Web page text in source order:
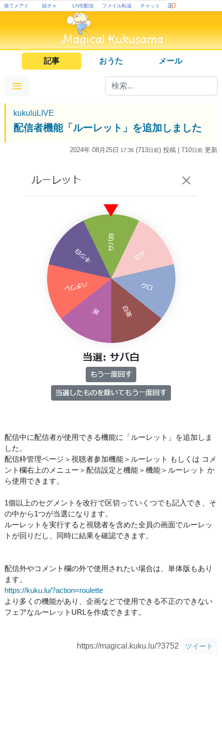
捨てメアド 絵チャ LIVE配信 ファイル転送 チャット
記事 おうた メール
kukuluLIVE
配信者機能「ルーレット」を追加しました
2024年 08月25日 17:36 (713日前) 投稿 | 710日前 更新
配信中に配信者が使用できる機能に「ルーレット」を追加しま
した。
配信枠管理ページ＞視聴者参加機能＞ルーレット もしくは コメ
ント欄右上のメニュー＞配信設定と機能＞機能＞ルーレット か
ら使用できます。
1個以上のセグメントを改行で区切っていくつでも記入でき、そ
の中から1つが当選になります。
ルーレットを実行すると視聴者を含めた全員の画面でルーレッ
トが回りだし、同時に結果を確認できます。
配信外やコメント欄の外で使用されたい場合は、単体版もあり
ます。
https://kuku.lu/?action=roulette
より多くの機能があり、企画などで使用できる不正のできない
フェアなルーレットURLを作成できます。
https://magical.kuku.lu/?3752 ツイート